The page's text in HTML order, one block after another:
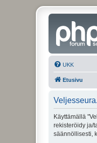
UKK
Etusivu
Käyttämällä
rekisteröidy ja/
säännöllisesti,